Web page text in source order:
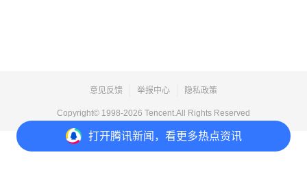
打开腾讯新闻，看更多热点资讯
意见反馈 举报中心 隐私政策
Copyright© 1998-2026 Tencent.All Rights Reserved